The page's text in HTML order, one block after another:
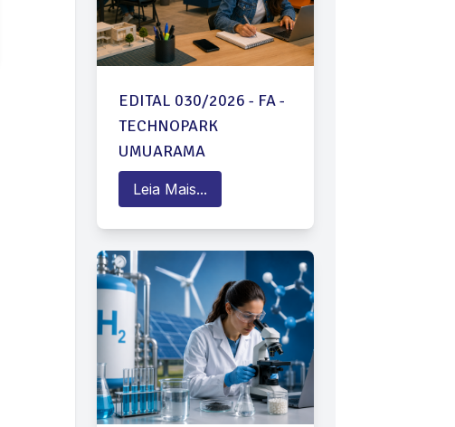
EDITAL 030/2026 - FA -
TECHNOPARK
UMUARAMA
Leia Mais...